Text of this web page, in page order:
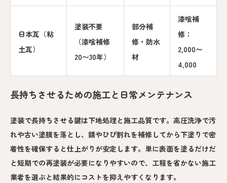
日本瓦（粘
土瓦）
塗装不要
（漆喰補修
20〜30年）
部分補
修・防水
材
漆喰補
修：
2,000〜
4,000
長持ちさせるための施工と日常メンテナンス
塗装で長持ちさせる鍵は下地処理と施工品質です。高圧洗浄で汚
れや古い塗膜を落とし、錆やひび割れを補修してから下塗りで密
着性を確保すると仕上がりが安定します。単に表面を塗るだけだ
と短期での再塗装が必要になりやすいので、工程を省かない施工
業者を選ぶと結果的にコストを抑えやすくなります。